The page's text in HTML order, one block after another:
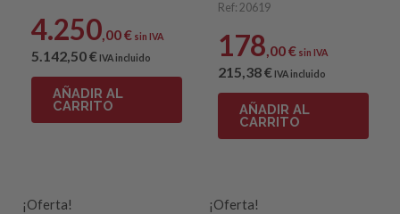
4.250 ,00€ sin IVA
5.142 ,50€ IVA incluido
AÑADIR AL
CARRITO
Ref: 20619
178 ,00€ sin IVA
215 ,38€ IVA incluido
AÑADIR AL
CARRITO
¡Oferta! ¡Oferta!